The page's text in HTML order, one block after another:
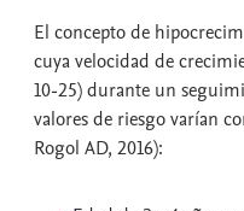
El concepto de
cuya velocidad de
10-25) durante un
valores de riesgo varían
Rogol AD, 2016):